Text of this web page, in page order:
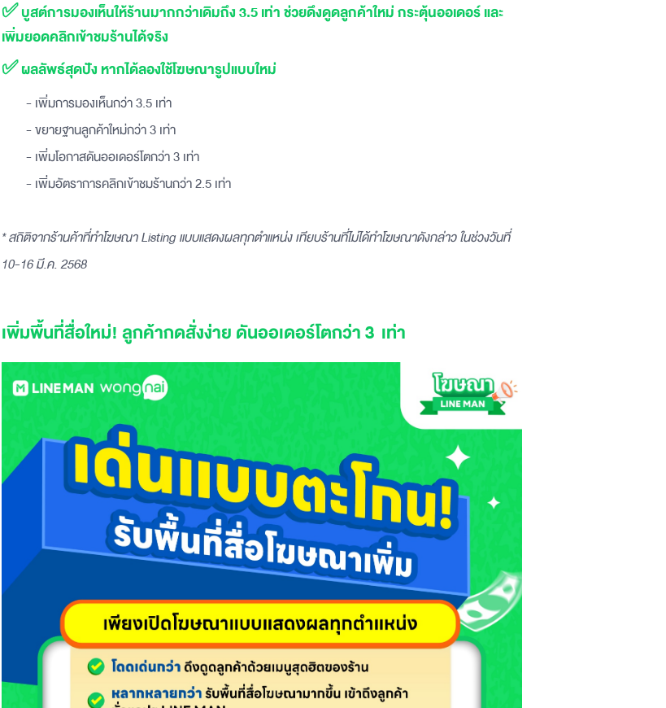
✅ บูสต์การมองเห็นให้ร้านมากกว่าเดิมถึง 3.5 เท่า ช่วยดึงดูดลูกค้าใหม่ กระตุ้นออเดอร์ และ
เพิ่มยอดคลิกเข้าชมร้านได้จริง
✅ ผลลัพธ์สุดปัง หากได้ลองใช้โฆษณารูปแบบใหม่
- เพิ่มการมองเห็นกว่า 3.5 เท่า
- ขยายฐานลูกค้าใหม่กว่า 3 เท่า
- เพิ่มโอกาสดันออเดอร์โตกว่า 3 เท่า
- เพิ่มอัตราการคลิกเข้าชมร้านกว่า 2.5 เท่า
* สถิติจากร้านค้าที่ทำโฆษณา Listing แบบแสดงผลทุกตำแหน่ง เทียบร้านที่ไม่ได้ทำโฆษณาดังกล่าว ในช่วงวันที่
10-16 มี.ค. 2568
เพิ่มพื้นที่สื่อใหม่! ลูกค้ากดสั่งง่าย ดันออเดอร์โตกว่า 3 เท่า